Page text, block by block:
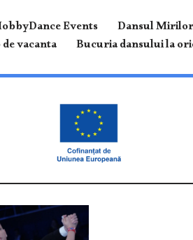
Events
Dansul
vacanta Bucuria dansului la